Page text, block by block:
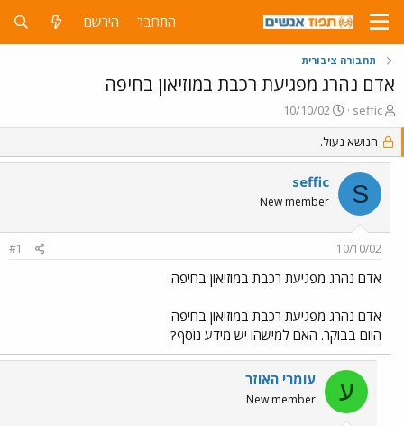
התחבר הירשם
תחבורה ציבורית
אדם נהרג מפגיעת רכבת במוזיאון בחיפה
פ
ו
ת
ח
נ
seffic
פ
ו
ר
ס
ב
ת
ך
10/10/02
הנושא נעול.
S
seffic
New member
10/10/02
#1
אדם נהרג מפגיעת רכבת במוזיאון בחיפה
אדם נהרג מפגיעת רכבת במוזיאון בחיפה
היום בבוקר. האם למישהו יש מידע נוסף?
ע עומרי האוזר
New member